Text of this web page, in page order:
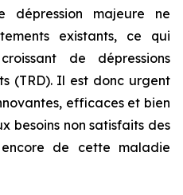
dépression majeure ne
existants, ce qui
de dépressions
(TRD). Il est donc urgent
efficaces et bien
besoins non satisfaits des
de cette maladie